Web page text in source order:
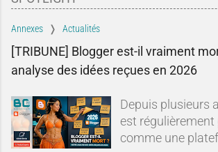
Annexes Actualités
[TRIBUNE] Blogger est-il vraiment
analyse des idées reçues en 2026
Depuis plusieurs
est régulièrement
comme une